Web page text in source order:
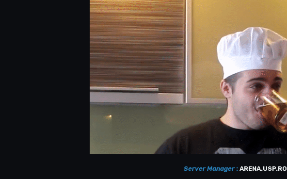
Server Manager : ARENA.USP.RO